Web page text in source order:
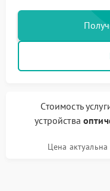
Стоимость
устройства
Цена